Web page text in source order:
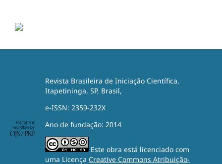
Revista Brasileira de Iniciação Científica,
Itapetininga, SP, Brasil,
e-ISSN: 2359-232X
Ano de fundação: 2014
Este obra está licenciado com
uma Licença Creative Commons Atribuição-